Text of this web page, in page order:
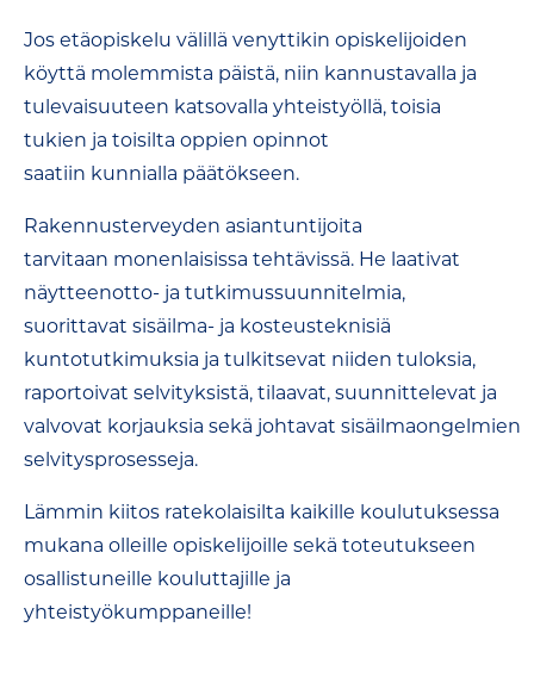
Jos etäopiskelu välillä venyttikin opiskelijoiden
köyttä molemmista päistä, niin kannustavalla ja
tulevaisuuteen katsovalla yhteistyöllä, toisia
tukien ja toisilta oppien opinnot
saatiin kunnialla päätökseen.
Rakennusterveyden asiantuntijoita
tarvitaan monenlaisissa tehtävissä. He laativat
näytteenotto- ja tutkimussuunnitelmia,
suorittavat sisäilma- ja kosteusteknisiä
kuntotutkimuksia ja tulkitsevat niiden tuloksia,
raportoivat selvityksistä, tilaavat, suunnittelevat ja
valvovat korjauksia sekä johtavat sisäilmaongelmien
selvitysprosesseja.
Lämmin kiitos ratekolaisilta kaikille koulutuksessa
mukana olleille opiskelijoille sekä toteutukseen
osallistuneille kouluttajille ja
yhteistyökumppaneille!